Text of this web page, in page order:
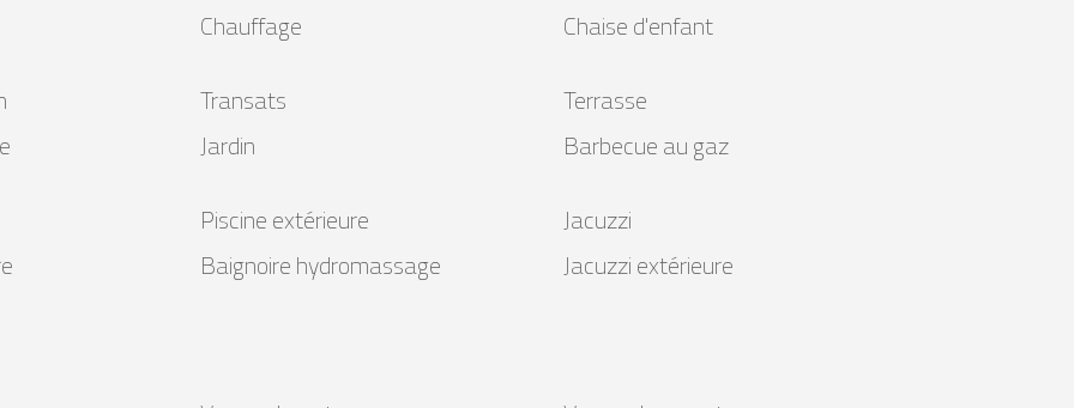
Chauffage
Chaise d'enfant
Transats
Terrasse
Jardin
Barbecue au gaz
Piscine extérieure
Jacuzzi
Baignoire hydromassage Jacuzzi extérieure